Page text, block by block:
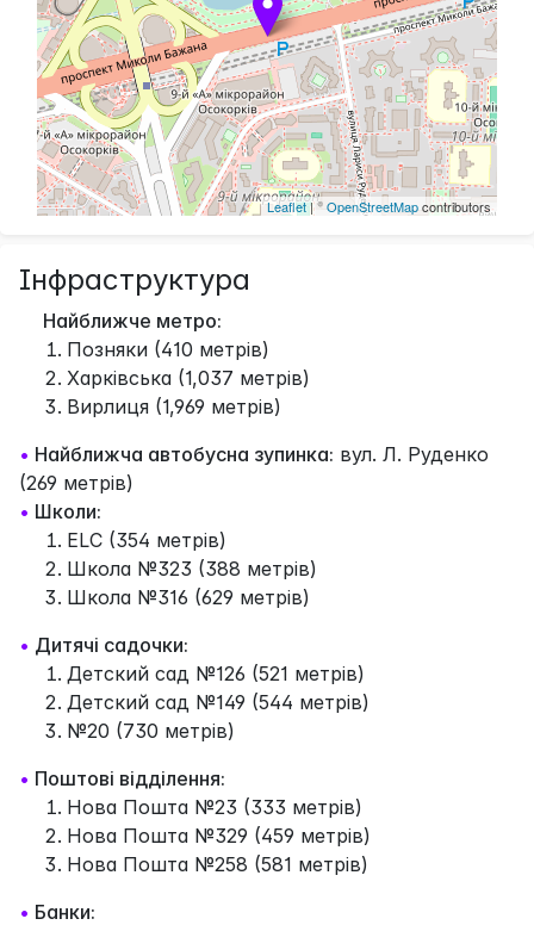
Leaflet| ©OpenStreetMapcontributors
Інфраструктура
Найближче метро:
Позняки (410 метрів)
Харківська (1,037 метрів)
Вирлиця (1,969 метрів)
• Найближча автобусна зупинка: вул. Л. Руденко
(269 метрів)
• Школи:
ELC (354 метрів)
Школа №323 (388 метрів)
Школа №316 (629 метрів)
• Дитячі садочки:
Детский сад №126 (521 метрів)
Детский сад №149 (544 метрів)
№20 (730 метрів)
• Поштові відділення:
Нова Пошта №23 (333 метрів)
Нова Пошта №329 (459 метрів)
Нова Пошта №258 (581 метрів)
• Банки: